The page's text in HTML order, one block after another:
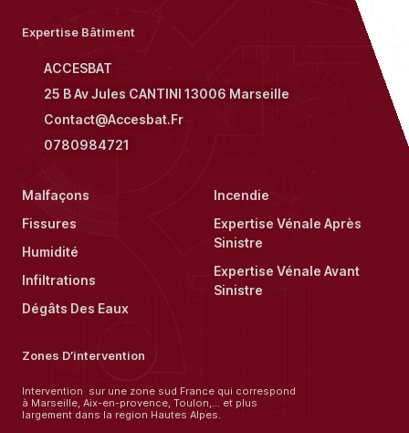
Expertise Bâtiment
ACCESBAT
25 B Av Jules CANTINI 13006 Marseille
Contact@accesbat.fr
0780984721
Malfaçons
Fissures
Humidité
Infiltrations
Dégâts Des Eaux
Incendie
Expertise Vénale Après
Sinistre
Expertise Vénale Avant
Sinistre
Zones D’intervention
Intervention sur une zone sud France qui correspond
à Marseille, Aix-en-provence, Toulon,… et plus
largement dans la region Hautes Alpes.